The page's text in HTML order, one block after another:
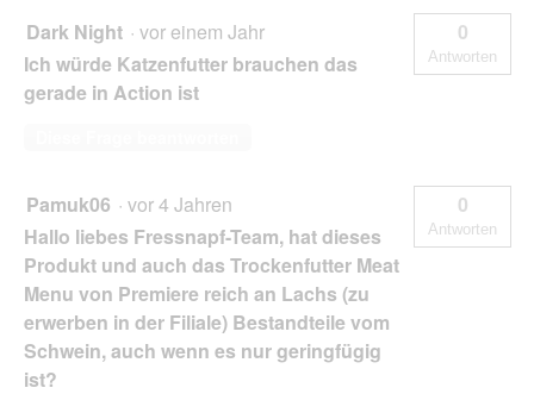
Dark Night · vor einem Jahr
Ich würde Katzenfutter brauchen das
gerade in Action ist
0
Antworten
Pamuk06 · vor 4 Jahren
Hallo liebes Fressnapf-Team, hat dieses
Produkt und auch das Trockenfutter Meat
Menu von Premiere reich an Lachs (zu
erwerben in der Filiale) Bestandteile vom
Schwein, auch wenn es nur geringfügig
ist?
0
Antworten